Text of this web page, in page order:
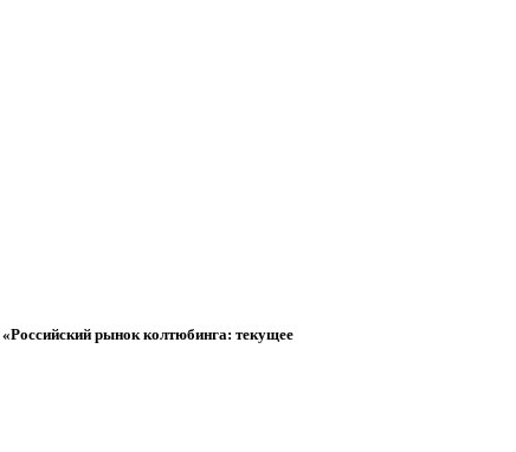
«Российский рынок колтюбинга: текущее